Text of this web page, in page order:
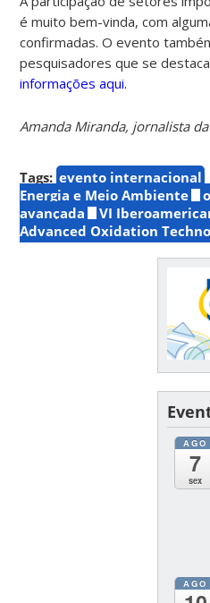
é muito bem-vinda, com
confirmadas. O evento
pesquisadores que se
informações aqui.
Amanda Miranda, jornalista da
Tags: evento internacional
Energia e Meio Ambiente
avançada
VI
Advanced Oxidation
AGO
7
sex
AGO